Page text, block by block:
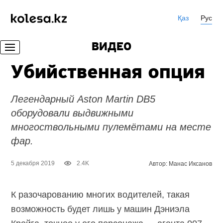
Қаз Рус
ВИДЕО
Убийственная опция
Легендарный Aston Martin DB5
оборудовали выдвижными
многоствольными пулемётами на месте
фар.
5 декабря 2019 2.4K Автор: Манас Иксанов
К разочарованию многих водителей, такая
возможность будет лишь у машин Дэниэла